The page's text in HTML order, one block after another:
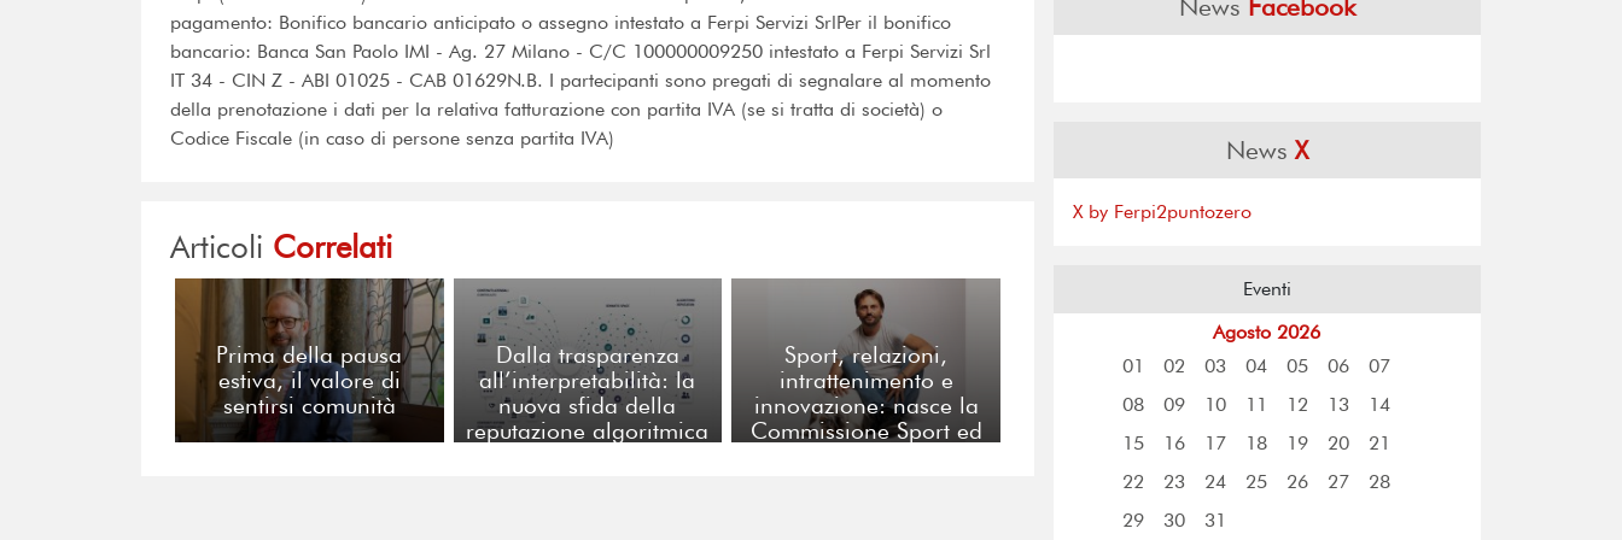
pagamento: Bonifico bancario anticipato o assegno intestato a Ferpi Servizi SrlPer il bonifico
bancario: Banca San Paolo IMI - Ag. 27 Milano - C/C 100000009250 intestato a Ferpi Servizi Srl 
IT 34 - CIN Z - ABI 01025 - CAB 01629N.B. I partecipanti sono pregati di segnalare al momento
della prenotazione i dati per la relativa fatturazione con partita IVA (se si tratta di società) o
Codice Fiscale (in caso di persone senza partita IVA)
Articoli Correlati
Prima della pausa
estiva, il valore di
sentirsi comunità
Dalla trasparenza
all’interpretabilità: la
nuova sfida della
reputazione algoritmica
Sport, relazioni,
intrattenimento e
innovazione: nasce la
Commissione Sport ed
News Facebook
NewsX
X by Ferpi2puntozero
Eventi
Agosto 2026
01
02 03 04 05 06
07
08
09 10 11 12 13
14
15
16 17 18 19 20
21
22
23 24 25 26 27
28
29
30 31